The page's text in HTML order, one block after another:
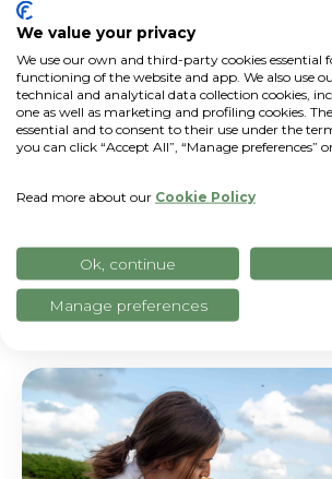
Alemanha o uso de FMIS, Farm
Management Information
generalizado. Essas
com as habilidades de nossos
locais e as bases
passado, nos dão grandes
esses mercados, onde
cada vez mais agricultores
uma produção mais eficiente
destacaMatteo Vanotti
We value your privacy
We use our own and third-party cookies essential
functioning of the website and app. We also use
technical and analytical data collection cookies,
one as well as marketing and profiling cookies.
essential and to consent to their use under the
you can click “Accept All”, “Manage preferences”
Read more about our Cookie Policy
Ok, continue
Manage preferences